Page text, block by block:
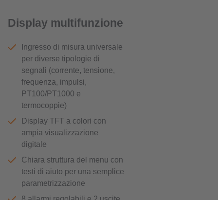
Display multifunzione
Ingresso di misura universale
per diverse tipologie di
segnali (corrente, tensione,
frequenza, impulsi,
PT100/PT1000 e
termocoppie)
Display TFT a colori con
ampia visualizzazione
digitale
Chiara struttura del menu con
testi di aiuto per una semplice
parametrizzazione